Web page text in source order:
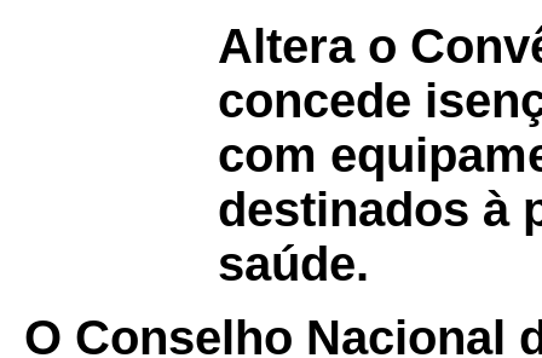
Altera o
concede
com
destinados à
saúde.
O Conselho Nacional